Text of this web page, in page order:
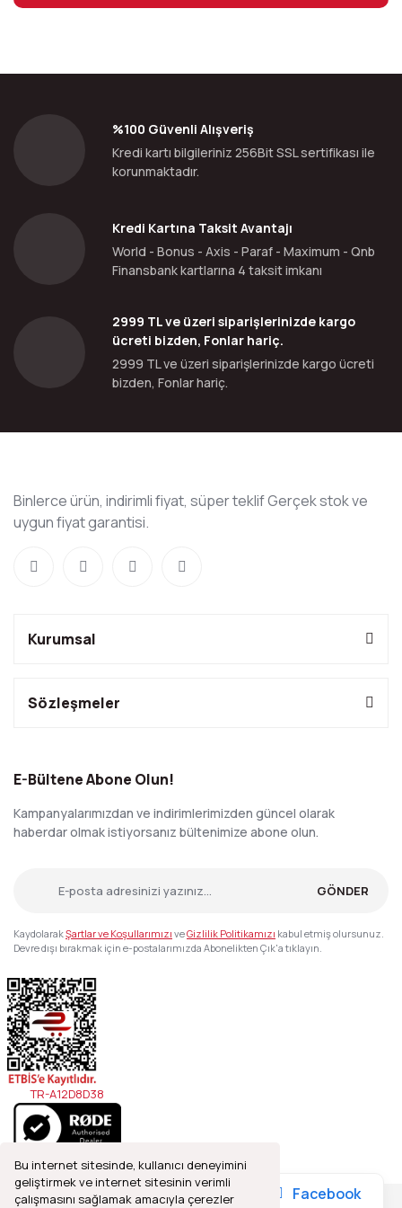
Bu internet sitesinde, kullanıcı deneyimini
geliştirmek ve internet sitesinin verimli
çalışmasını sağlamak amacıyla çerezler
%100 Güvenli Alışveriş
Kredi kartı bilgileriniz 256Bit SSL sertifikası ile
korunmaktadır.
Kredi Kartına Taksit Avantajı
World - Bonus - Axis - Paraf - Maximum - Qnb
Finansbank kartlarına 4 taksit imkanı
2999 TL ve üzeri siparişlerinizde kargo
ücreti bizden, Fonlar hariç.
2999 TL ve üzeri siparişlerinizde kargo ücreti
bizden, Fonlar hariç.
Binlerce ürün, indirimli fiyat, süper teklif Gerçek stok ve
uygun fiyat garantisi.
Kurumsal
Sözleşmeler
E-Bültene Abone Olun!
Kampanyalarımızdan ve indirimlerimizden güncel olarak
haberdar olmak istiyorsanız bültenimize abone olun.
GÖNDER
KaydolarakŞartlar ve Koşullarımızı veGizlilik Politikamızı kabul etmiş olursunuz.
Devre dışı bırakmak için e-postalarımızda Abonelikten Çık'a tıklayın.
TR-A12D8D38
Facebook